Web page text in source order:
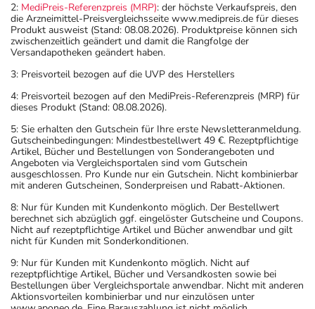
2: MediPreis-Referenzpreis (MRP): der höchste Verkaufspreis, den
die Arzneimittel-Preisvergleichsseite www.medipreis.de für dieses
Produkt ausweist (Stand: 08.08.2026). Produktpreise können sich
zwischenzeitlich geändert und damit die Rangfolge der
Versandapotheken geändert haben.
3: Preisvorteil bezogen auf die UVP des Herstellers
4: Preisvorteil bezogen auf den MediPreis-Referenzpreis (MRP) für
dieses Produkt (Stand: 08.08.2026).
5: Sie erhalten den Gutschein für Ihre erste Newsletteranmeldung.
Gutscheinbedingungen: Mindestbestellwert 49 €. Rezeptpflichtige
Artikel, Bücher und Bestellungen von Sonderangeboten und
Angeboten via Vergleichsportalen sind vom Gutschein
ausgeschlossen. Pro Kunde nur ein Gutschein. Nicht kombinierbar
mit anderen Gutscheinen, Sonderpreisen und Rabatt-Aktionen.
8: Nur für Kunden mit Kundenkonto möglich. Der Bestellwert
berechnet sich abzüglich ggf. eingelöster Gutscheine und Coupons.
Nicht auf rezeptpflichtige Artikel und Bücher anwendbar und gilt
nicht für Kunden mit Sonderkonditionen.
9: Nur für Kunden mit Kundenkonto möglich. Nicht auf
rezeptpflichtige Artikel, Bücher und Versandkosten sowie bei
Bestellungen über Vergleichsportale anwendbar. Nicht mit anderen
Aktionsvorteilen kombinierbar und nur einzulösen unter